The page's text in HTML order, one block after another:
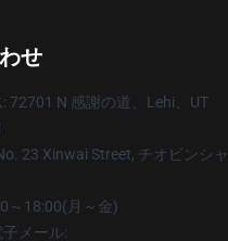
せ
: 72701 N 感謝の道、Lehi、UT
23 Xinwai Street, チオビンシャ
～18:00(月～金)
子メール: